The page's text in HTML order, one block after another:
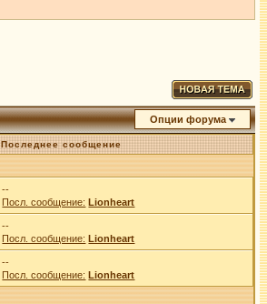
Опции форума
Последнее сообщение
--
Посл. сообщение: Lionheart
--
Посл. сообщение: Lionheart
--
Посл. сообщение: Lionheart